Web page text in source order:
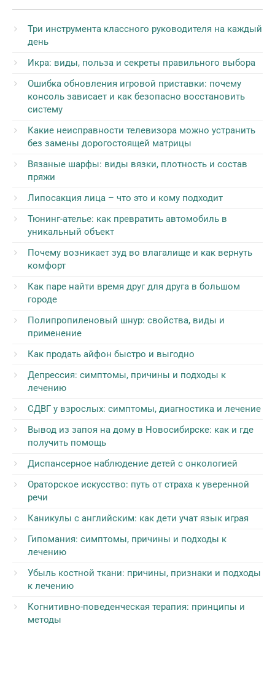
Три инструмента классного руководителя на каждый
день
Икра: виды, польза и секреты правильного выбора
Ошибка обновления игровой приставки: почему
консоль зависает и как безопасно восстановить
систему
Какие неисправности телевизора можно устранить
без замены дорогостоящей матрицы
Вязаные шарфы: виды вязки, плотность и состав
пряжи
Липосакция лица – что это и кому подходит
Тюнинг-ателье: как превратить автомобиль в
уникальный объект
Почему возникает зуд во влагалище и как вернуть
комфорт
Как паре найти время друг для друга в большом
городе
Полипропиленовый шнур: свойства, виды и
применение
Как продать айфон быстро и выгодно
Депрессия: симптомы, причины и подходы к
лечению
СДВГ у взрослых: симптомы, диагностика и лечение
Вывод из запоя на дому в Новосибирске: как и где
получить помощь
Диспансерное наблюдение детей с онкологией
Ораторское искусство: путь от страха к уверенной
речи
Каникулы с английским: как дети учат язык играя
Гипомания: симптомы, причины и подходы к
лечению
Убыль костной ткани: причины, признаки и подходы
к лечению
Когнитивно-поведенческая терапия: принципы и
методы